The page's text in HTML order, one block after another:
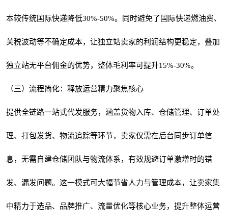
本较传统国际快递降低30%-50%。同时避免了国际快递燃油费、
关税波动等不确定成本，让独立站卖家的利润结构更稳定，叠加
独立站无平台佣金的优势，整体毛利率可提升15%-30%。
（三）流程简化：释放运营精力聚焦核心
提供全链路一站式代发服务，涵盖货物入库、仓储管理、订单处
理、打包发货、物流追踪等环节，卖家仅需在后台同步订单信
息，无需自建仓储团队与物流体系，有效规避订单激增时的错
发、漏发问题。这一模式可大幅节省人力与管理成本，让卖家集
中精力于选品、品牌推广、流量优化等核心业务，提升整体运营